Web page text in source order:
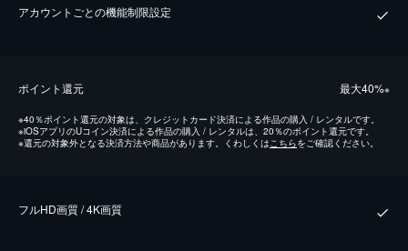
アカウントごとの機能制限設定
ポイント還元 最⼤40%※
※40％ポイント還元の対象は、クレジットカード決済による作品の購入 / レンタルです。
※iOSアプリのUコイン決済による作品の購入 / レンタルは、20％のポイント還元です。
※還元の対象外となる決済方法や商品があります。くわしくはこちらをご確認ください。
フルHD画質 / 4K画質